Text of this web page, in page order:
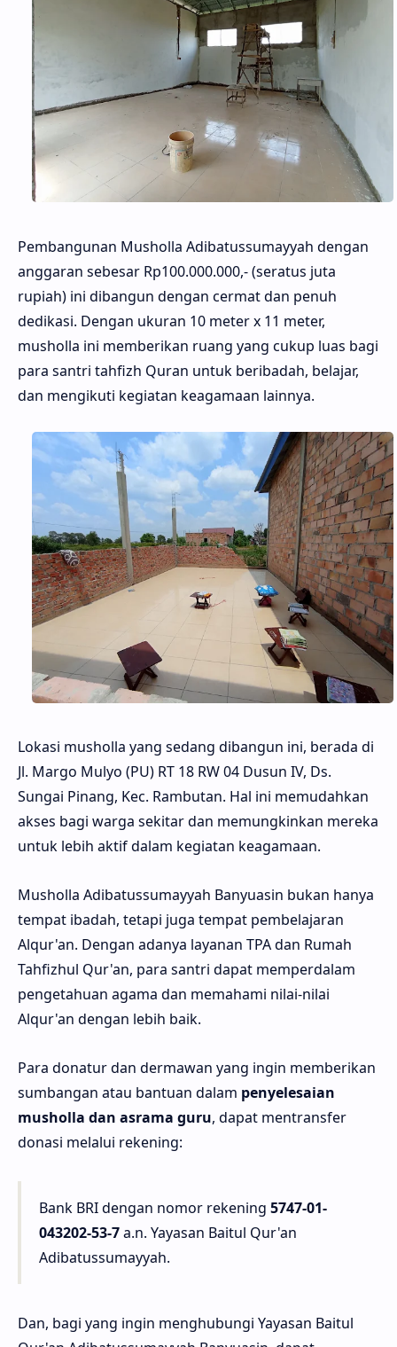
Pembangunan Musholla Adibatussumayyah dengan
anggaran sebesar Rp100.000.000,- (seratus juta
rupiah) ini dibangun dengan cermat dan penuh
dedikasi. Dengan ukuran 10 meter x 11 meter,
musholla ini memberikan ruang yang cukup luas bagi
para santri tahfizh Quran untuk beribadah, belajar,
dan mengikuti kegiatan keagamaan lainnya.
Lokasi musholla yang sedang dibangun ini, berada di
Jl. Margo Mulyo (PU) RT 18 RW 04 Dusun IV, Ds.
Sungai Pinang, Kec. Rambutan. Hal ini memudahkan
akses bagi warga sekitar dan memungkinkan mereka
untuk lebih aktif dalam kegiatan keagamaan.
Musholla Adibatussumayyah Banyuasin bukan hanya
tempat ibadah, tetapi juga tempat pembelajaran
Alqur'an. Dengan adanya layanan TPA dan Rumah
Tahfizhul Qur'an, para santri dapat memperdalam
pengetahuan agama dan memahami nilai-nilai
Alqur'an dengan lebih baik.
Para donatur dan dermawan yang ingin memberikan
sumbangan atau bantuan dalam penyelesaian
musholla dan asrama guru, dapat mentransfer
donasi melalui rekening:
Bank BRI dengan nomor rekening 5747-01-
043202-53-7a.n. Yayasan Baitul Qur'an
Adibatussumayyah.
Dan, bagi yang ingin menghubungi Yayasan Baitul